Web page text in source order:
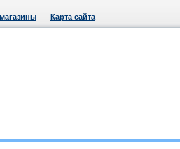
Карта сайта